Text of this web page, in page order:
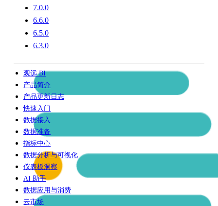
7.0.0
6.6.0
6.5.0
6.3.0
观远 BI
产品简介
产品更新日志
快速入门
数据接入
数据准备
指标中心
数据分析与可视化
仪表板洞察
AI 助手
数据应用与消费
云市场